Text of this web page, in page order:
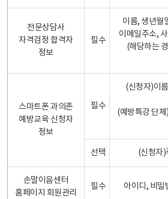
전문상담사
자격검정 합격자
정보
필수
이름, 생년월
이메일주소,
(해당하는
스마트폰 과의존
예방교육 신청자
정보
필수
(신청자)이
(예방특강 단
선택 (신청자)
손말이음센터
홈페이지 회원관리
필수 아이디, 비밀